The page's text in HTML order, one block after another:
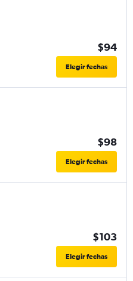
$94
Elegir fechas
$98
Elegir fechas
$103
Elegir fechas